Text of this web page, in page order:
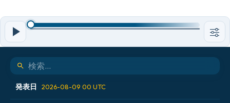
発表日 2026-08-09 00 UTC